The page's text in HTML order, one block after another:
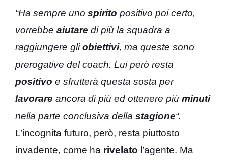
“Ha sempre uno spirito positivo poi certo,
vorrebbe aiutare di più la squadra a
raggiungere gliobiettivi, ma queste sono
prerogative del coach. Lui però resta
positivo e sfrutterà questa sosta per
lavorare ancora di più ed ottenere più minuti
nella parte conclusiva della stagione“.
L’incognita futuro, però, resta piuttosto
invadente, come ha rivelato l’agente. Ma